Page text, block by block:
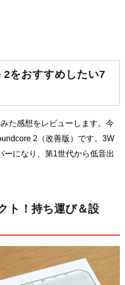
をおすすめしたい7
た感想をレビューします。今
2（改善版）です。3W
ーになり、第1世代から低音出
ト！持ち運び＆設